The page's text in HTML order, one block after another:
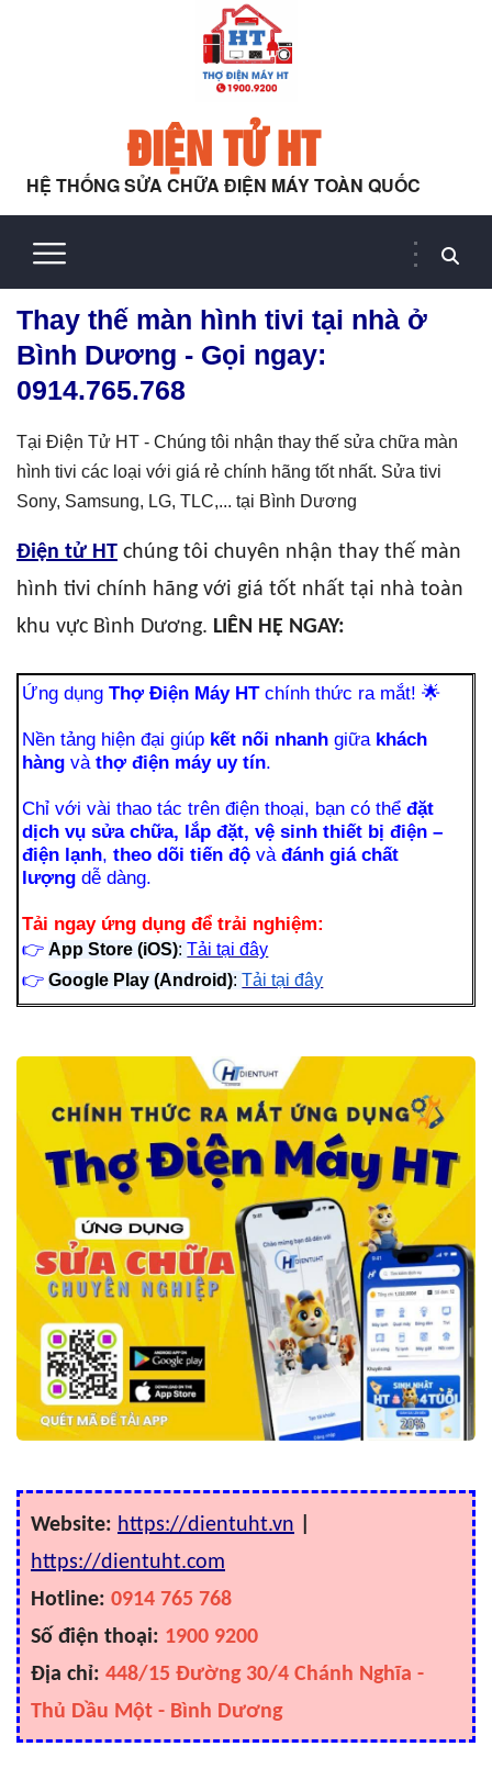
ĐIỆN TỬ HT
HỆ THỐNG SỬA CHỮA ĐIỆN MÁY TOÀN QUỐC
Thay thế màn hình tivi tại nhà ở
Bình Dương - Gọi ngay:
0914.765.768
Tại Điện Tử HT - Chúng tôi nhận thay thế sửa chữa màn
hình tivi các loại với giá rẻ chính hãng tốt nhất. Sửa tivi
Sony, Samsung, LG, TLC,... tại Bình Dương
Điện tử HT chúng tôi chuyên nhận thay thế màn
hình tivi chính hãng với giá tốt nhất tại nhà toàn
khu vực Bình Dương. LIÊN HỆ NGAY:
Ứng dụngThợ Điện Máy HTchính thức ra mắt!🌟
Nền tảng hiện đại giúp kết nối nhanh giữa khách
hàng vàthợ điện máy uy tín.
Chỉ với vài thao tác trên điện thoại, bạn có thểđặt
dịch vụ sửa chữa, lắp đặt, vệ sinh thiết bị điện –
điện lạnh,theo dõi tiến độ vàđánh giá chất
lượng dễ dàng.
Tải ngay ứng dụng để trải nghiệm:
👉 App Store (iOS):Tải tại đây
👉 Google Play (Android):Tải tại đây
Website: https://dientuht.vn
https://dientuht.com
Hotline: 0914 765 768
Số điện thoại: 1900 9200
Địa chỉ: 448/15 Đường 30/4 Chánh Nghĩa -
Thủ Dầu Một - Bình Dương